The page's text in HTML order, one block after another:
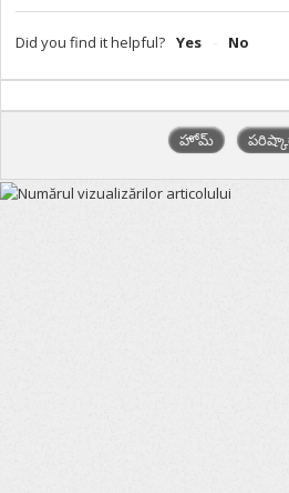
Did you find it helpful? Yes No
హోమ్